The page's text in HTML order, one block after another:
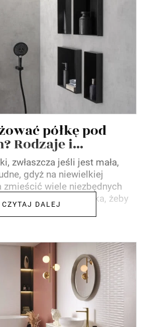
półkę pod
Rodzaje i...
zwłaszcza jeśli jest mała,
gdyż na niewielkiej
zmieścić wiele niezbędnych
trzeba zrobić to taka, żeby
CZYTAJ DALEJ